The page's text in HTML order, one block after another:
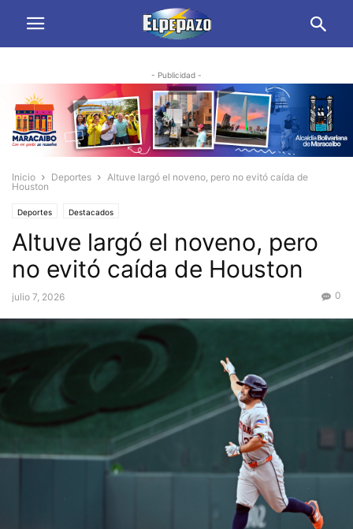
- Publicidad -
Inicio Deportes
Altuve largó el noveno, pero no evitó caída de
Houston
Deportes Destacados
Altuve largó el noveno, pero
no evitó caída de Houston
julio 7, 2026 0